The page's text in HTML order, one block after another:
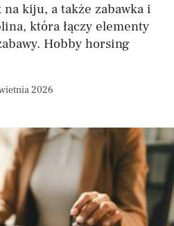
kiju, a także zabawka i
która łączy elementy
Hobby horsing
2026